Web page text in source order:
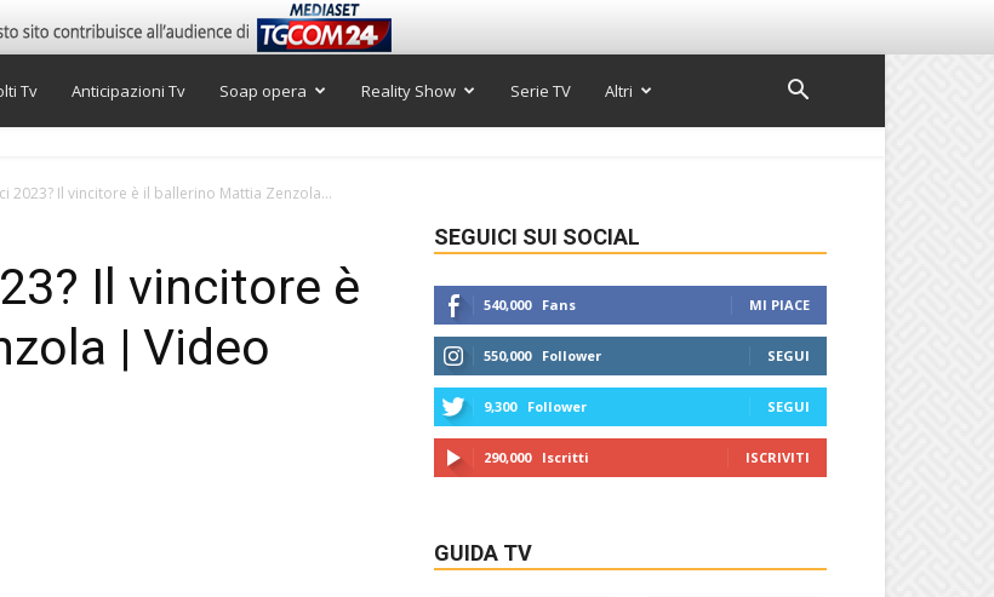
Tv Anticipazioni Tv Soap opera Reality Show Serie TV Altri
2023? Il vincitore è il ballerino Mattia Zenzola...
Il vincitore è
| Video
SEGUICI SUI SOCIAL
540,000 Fans MI PIACE
550,000 Follower SEGUI
9,300 Follower SEGUI
290,000 Iscritti ISCRIVITI
GUIDA TV